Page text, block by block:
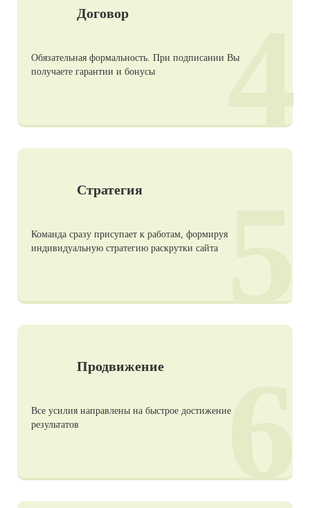
Договор
Обязательная формальность. При подписании Вы
получаете гарантии и бонусы
4
Стратегия
Команда сразу присупает к работам, формируя
индивидуальную стратегию раскрутки сайта
5
Продвижение
Все усилия направлены на быстрое достижение
результатов
6